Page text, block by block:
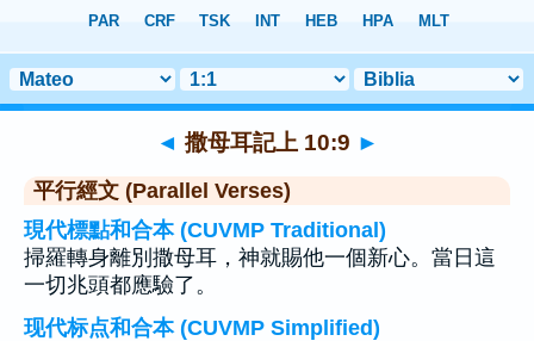
章 10 > 聖經金句 9
◄ 撒母耳記上 10:9 ►
平行經文 (Parallel Verses)
現代標點和合本 (CUVMP Traditional)
掃羅轉身離別撒母耳，神就賜他一個新心。當日這
一切兆頭都應驗了。
现代标点和合本 (CUVMP Simplified)